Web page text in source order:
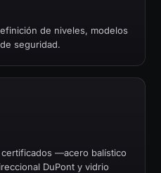
de niveles, modelos
seguridad.
—acero balístico
DuPont y vidrio